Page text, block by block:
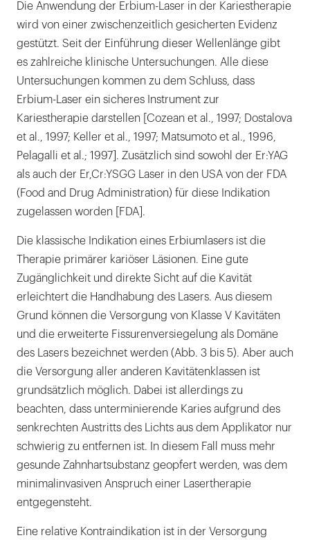
Die Anwendung der Erbium-Laser in der Kariestherapie
wird von einer zwischenzeitlich gesicherten Evidenz
gestützt. Seit der Einführung dieser Wellenlänge gibt
es zahlreiche klinische Untersuchungen. Alle diese
Untersuchungen kommen zu dem Schluss, dass
Erbium-Laser ein sicheres Instrument zur
Kariestherapie darstellen [Cozean et al., 1997; Dostalova
et al., 1997; Keller et al., 1997; Matsumoto et al., 1996,
Pelagalli et al.; 1997]. Zusätzlich sind sowohl der Er:YAG
als auch der Er,Cr:YSGG Laser in den USA von der FDA
(Food and Drug Administration) für diese Indikation
zugelassen worden [FDA].
Die klassische Indikation eines Erbiumlasers ist die
Therapie primärer kariöser Läsionen. Eine gute
Zugänglichkeit und direkte Sicht auf die Kavität
erleichtert die Handhabung des Lasers. Aus diesem
Grund können die Versorgung von Klasse V Kavitäten
und die erweiterte Fissurenversiegelung als Domäne
des Lasers bezeichnet werden (Abb. 3 bis 5). Aber auch
die Versorgung aller anderen Kavitätenklassen ist
grundsätzlich möglich. Dabei ist allerdings zu
beachten, dass unterminierende Karies aufgrund des
senkrechten Austritts des Lichts aus dem Applikator nur
schwierig zu entfernen ist. In diesem Fall muss mehr
gesunde Zahnhartsubstanz geopfert werden, was dem
minimalinvasiven Anspruch einer Lasertherapie
entgegensteht.
Eine relative Kontraindikation ist in der Versorgung